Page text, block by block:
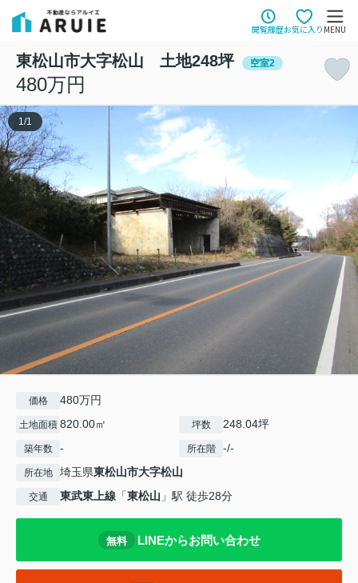
閲覧履歴お気に入り MENU
東松山市大字松山 土地248坪 空室2
480万円
1/1
価格 480万円
土地面積 820.00㎡ 坪数 248.04坪
築年数 - 所在階 -/-
所在地 埼玉県東松山市大字松山
交通 東武東上線 「東松山 」駅 徒歩28分
無料 LINEからお問い合わせ